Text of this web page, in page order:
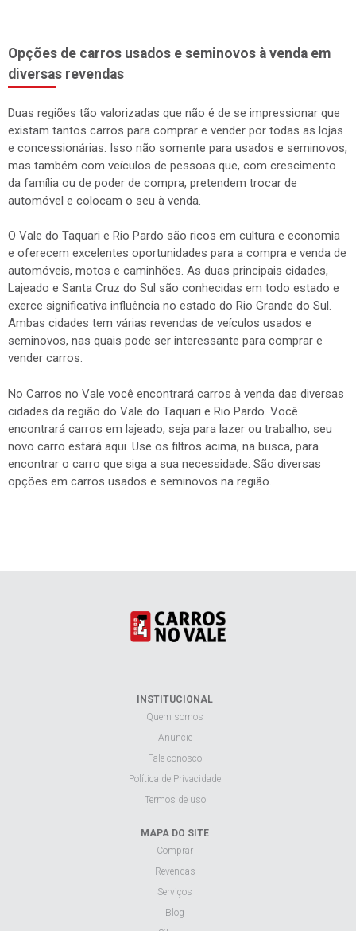
diversas revendas
Duas regiões tão valorizadas que não é de se impressionar que
existam tantos carros para comprar e vender por todas as lojas
e concessionárias. Isso não somente para usados e seminovos,
mas também com veículos de pessoas que, com crescimento
da família ou de poder de compra, pretendem trocar de
automóvel e colocam o seu à venda.
e oferecem excelentes oportunidades para a compra e venda de
automóveis, motos e caminhões. As duas principais cidades,
Lajeado e Santa Cruz do Sul são conhecidas em todo estado e
exerce significativa influência no estado do Rio Grande do Sul.
Ambas cidades tem várias revendas de veículos usados e
seminovos, nas quais pode ser interessante para comprar e
vender carros.
cidades da região do Vale do Taquari e Rio Pardo. Você
encontrará carros em lajeado, seja para lazer ou trabalho, seu
novo carro estará aqui. Use os filtros acima, na busca, para
encontrar o carro que siga a sua necessidade. São diversas
opções em carros usados e seminovos na região.
Anuncie
Fale conosco
Política de Privacidade
Termos de uso
Revendas
Serviços
Blog
Sitemap